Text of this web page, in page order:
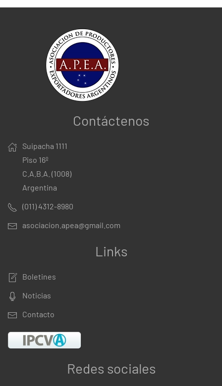
Contáctenos
Suipacha 1111
Piso 16º
C.A.B.A. (1008)
Argentina
(011) 4312-8980
asociacion.apea@gmail.com
Links
Boletines
Noticias
Contacto
Redes sociales